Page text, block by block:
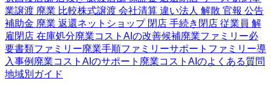
業譲渡 廃業 比較株式譲渡 会社清算 違い法人 解散 官報 公告
補助金 廃業 返還ネットショップ 閉店 手続き 閉店 従業員 解
雇閉店 在庫処分廃業コストAIの改善候補廃業ファミリー必
要書類ファミリー廃業手順ファミリーサポートファミリー導
入事例 廃業コストAIのサポート 廃業コストAIのよくある質問
地域別ガイド